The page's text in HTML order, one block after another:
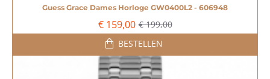
Guess Grace Dames Horloge GW0400L2 - 606948
€ 159,00 € 199,00
BESTELLEN